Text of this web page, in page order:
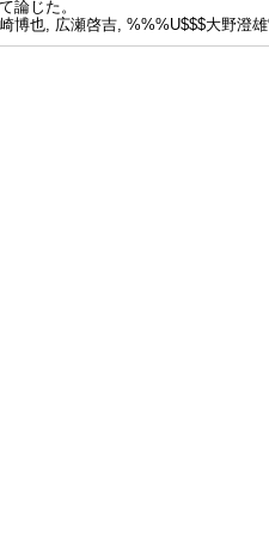
論じた。
博也, 広瀬啓吉, %%%U$$$大野澄